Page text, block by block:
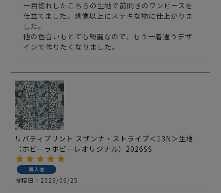
一目惚れしたこちらの生地で前開きのワンピースを
仕立てました。想像以上にステキな物に仕上がりま
した。
他の色合いもとても綺麗なので、もう一着違うデザ
リバティプリント スザンナ・ストライプ＜13N＞生地
（ホビーラホビーレオリジナル）2026SS
購入者
投稿日 2026/06/25